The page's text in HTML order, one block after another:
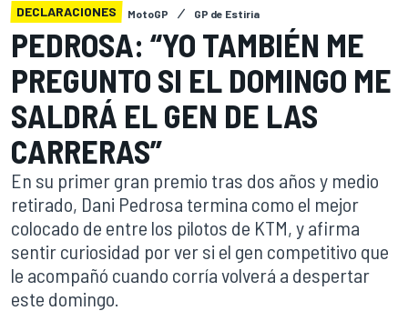
DECLARACIONES MotoGP GP de Estiria
PEDROSA: “YO TAMBIÉN ME
PREGUNTO SI EL DOMINGO ME
SALDRÁ EL GEN DE LAS
CARRERAS”
En su primer gran premio tras dos años y medio
retirado, Dani Pedrosa termina como el mejor
colocado de entre los pilotos de KTM, y afirma
sentir curiosidad por ver si el gen competitivo que
le acompañó cuando corría volverá a despertar
este domingo.